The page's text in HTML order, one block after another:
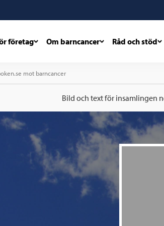
företag Om barncancer Råd och stöd
mot barncancer
Bild och text för insamlingen